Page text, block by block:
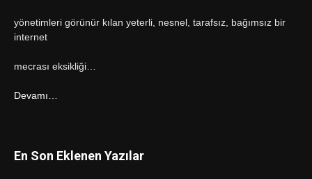
yönetimleri görünür kılan yeterli, nesnel, tarafsız, bağımsız bir
internet
mecrası eksikliği…
Devamı…
En Son Eklenen Yazılar